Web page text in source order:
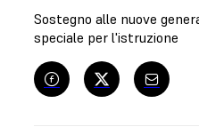
Sostegno alle nuove
speciale per l'istruzione